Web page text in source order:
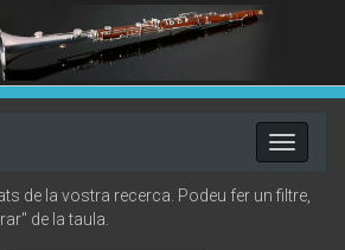
Toggle
de la vostra recerca. Podeu fer un filtre,
de la taula.